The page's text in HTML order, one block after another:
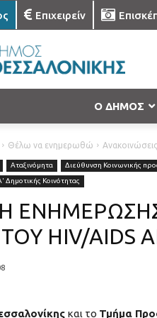
Επιχειρείν
Ο ΔΗΜΟΣ
Θέλω να ενημερωθώ Ανακοινώσεις
Αταξινόμητα Διεύθυνση Κοινωνικής
Δημοτικής Κοινότητας
ΤΟΥ HIV/
και το Τμήμα